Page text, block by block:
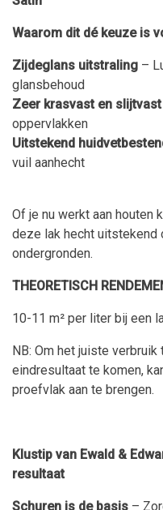
Waarom dit dé keuze is
Zijdeglans uitstraling –
glansbehoud
Zeer krasvast en slijtvast
oppervlakken
Uitstekend
vuil aanhecht
Of je nu werkt aan houten
deze lak hecht uitstekend
ondergronden.
THEORETISCH
10-11 m² per liter bij een
NB: Om het juiste
eindresultaat te komen,
proefvlak aan te brengen.
Klustip van Ewald &
resultaat
Schuren is de basis –